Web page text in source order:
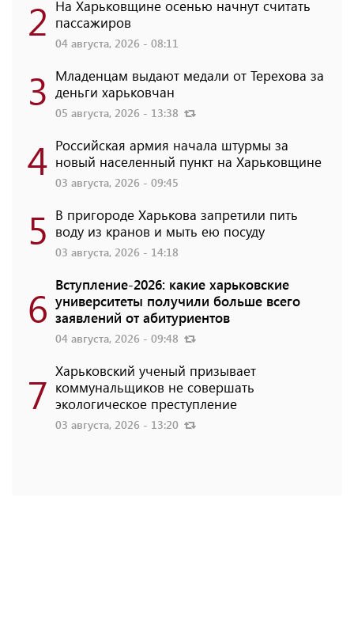
2 На Харьковщине осенью начнут считать
пассажиров
04 августа, 2026 - 08:11
3 Младенцам выдают медали от Терехова за
деньги харьковчан
05 августа, 2026 - 13:38
4 Российская армия начала штурмы за
новый населенный пункт на Харьковщине
03 августа, 2026 - 09:45
5 В пригороде Харькова запретили пить
воду из кранов и мыть ею посуду
03 августа, 2026 - 14:18
6 Вступление-2026: какие харьковские
университеты получили больше всего
заявлений от абитуриентов
04 августа, 2026 - 09:48
7 Харьковский ученый призывает
коммунальщиков не совершать
экологическое преступление
03 августа, 2026 - 13:20